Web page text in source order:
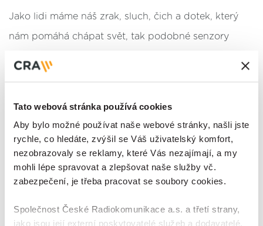
Tato webová stránka používá cookies
Aby bylo možné používat naše webové stránky, našli jste
rychle, co hledáte, zvýšil se Váš uživatelský komfort,
nezobrazovaly se reklamy, které Vás nezajímají, a my
mohli lépe spravovat a zlepšovat naše služby vč.
zabezpečení, je třeba pracovat se soubory cookies.
Společnost České Radiokomunikace a.s. a třetí strany,
jako jsou její externí poskytovatelé služeb a dodavatelé,
Jako lidi máme náš zrak, sluch, čich a dotek, který
nám pomáhá chápat svět, tak podobné senzory
Přijímat informace a reagovat na ně
Další kategorií jsou zařízení, která jenom slepě
neposílají informace do hlavní centrály, ale na
základě dat dokážou vykonat předem definovanou
Skvělý příklad jsou bezpečnostní detektory. Kouřový